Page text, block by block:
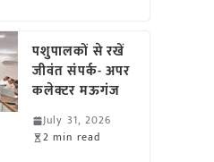
पशुपालकों से रखें
जीवंत संपर्क- अपर
कलेक्टर मऊगंज
July 31, 2026
2 min read